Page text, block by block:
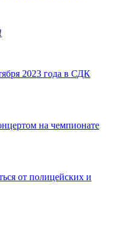
2023 года в СДК
на чемпионате
от полицейских и